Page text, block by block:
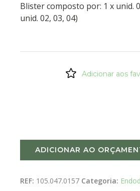
Blister composto por: 1 x unid.
unid. 02, 03, 04)
Adicionar aos
ADICIONAR AO
REF: 105.047.0157 Categoria: